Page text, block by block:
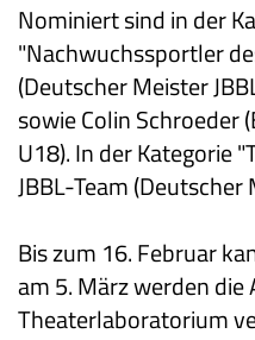
Nominiert sind in der
"Nachwuchssportler
(Deutscher Meister
sowie Colin Schroeder
U18). In der Kategorie
JBBL-Team
Bis zum 16. Februar
am 5. März werden die
Theaterlaboratorium